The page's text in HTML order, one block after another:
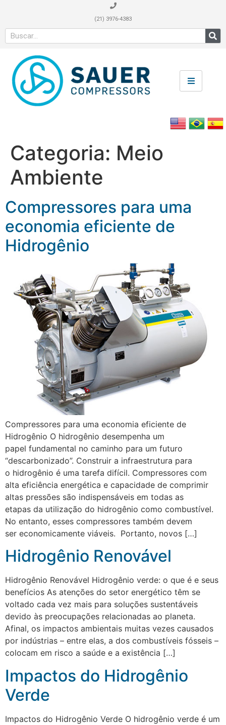
(21) 3976-4383
Categoria: Meio
Ambiente
Compressores para uma
economia eficiente de
Hidrogênio
Compressores para uma economia eficiente de
Hidrogênio O hidrogênio desempenha um
papel fundamental no caminho para um futuro
“descarbonizado”. Construir a infraestrutura para
o hidrogênio é uma tarefa difícil. Compressores com
alta eficiência energética e capacidade de comprimir
altas pressões são indispensáveis ​​em todas as
etapas da utilização do hidrogênio como combustível.
No entanto, esses compressores também devem
ser economicamente viáveis. Portanto, novos […]
Hidrogênio Renovável
Hidrogênio Renovável Hidrogênio verde: o que é e seus
benefícios As atenções do setor energético têm se
voltado cada vez mais para soluções sustentáveis
devido às preocupações relacionadas ao planeta.
Afinal, os impactos ambientais muitas vezes causados
por indústrias – entre elas, a dos combustíveis fósseis –
colocam em risco a saúde e a existência […]
Impactos do Hidrogênio
Verde
Impactos do Hidrogênio Verde O hidrogênio verde é um